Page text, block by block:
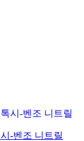
-벤조 니트릴